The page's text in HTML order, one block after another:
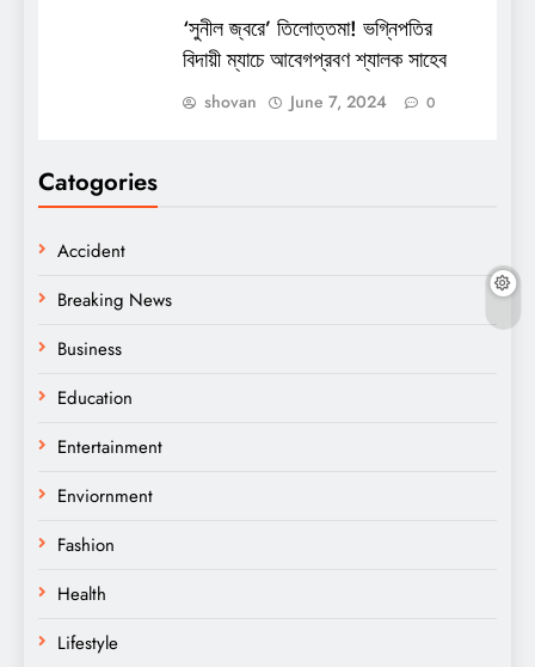
‘সুনীল জ্বরে’ তিলোত্তমা! ভগ্নিপতির
বিদায়ী ম্যাচে আবেগপ্রবণ শ্যালক সাহেব
shovan June 7, 2024 0
Catogories
Accident
Breaking News
Business
Education
Entertainment
Enviornment
Fashion
Health
Lifestyle